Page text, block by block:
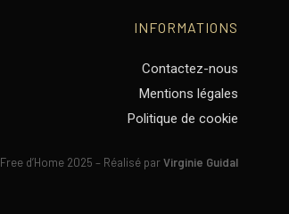
INFORMATIONS
Contactez-nous
Mentions légales
Politique de cookie
Free d’Home 2025 – Réalisé parVirginie Guidal